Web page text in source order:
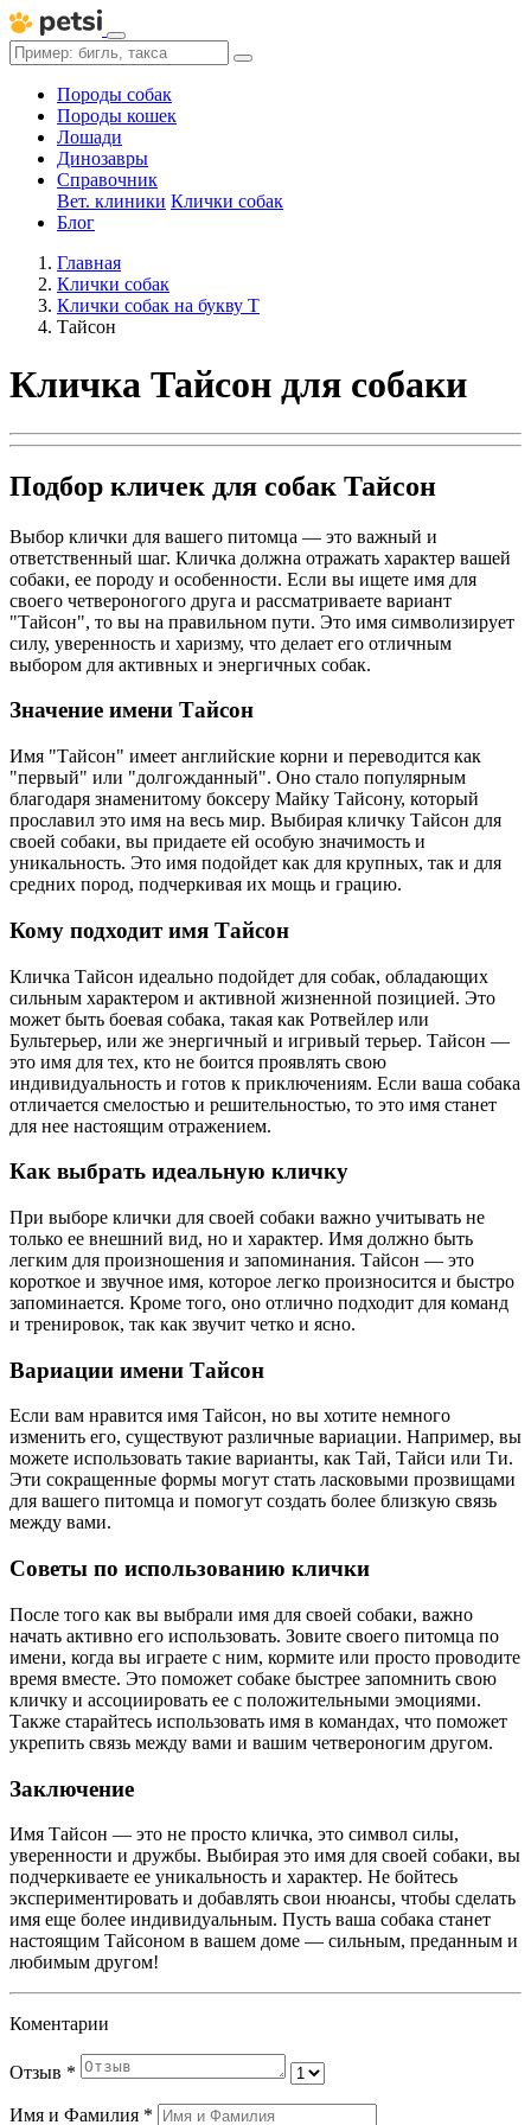
Породы собак
Породы кошек
Лошади
Динозавры
Справочник
Вет. клиники Клички собак
Блог
Главная
Клички собак
Клички собак на букву Т
Тайсон
Кличка Тайсон для собаки
Подбор кличек для собак Тайсон
Выбор клички для вашего питомца — это важный и
ответственный шаг. Кличка должна отражать характер вашей
собаки, ее породу и особенности. Если вы ищете имя для
своего четвероногого друга и рассматриваете вариант
"Тайсон", то вы на правильном пути. Это имя символизирует
силу, уверенность и харизму, что делает его отличным
выбором для активных и энергичных собак.
Значение имени Тайсон
Имя "Тайсон" имеет английские корни и переводится как
"первый" или "долгожданный". Оно стало популярным
благодаря знаменитому боксеру Майку Тайсону, который
прославил это имя на весь мир. Выбирая кличку Тайсон для
своей собаки, вы придаете ей особую значимость и
уникальность. Это имя подойдет как для крупных, так и для
средних пород, подчеркивая их мощь и грацию.
Кому подходит имя Тайсон
Кличка Тайсон идеально подойдет для собак, обладающих
сильным характером и активной жизненной позицией. Это
может быть боевая собака, такая как Ротвейлер или
Бультерьер, или же энергичный и игривый терьер. Тайсон —
это имя для тех, кто не боится проявлять свою
индивидуальность и готов к приключениям. Если ваша собака
отличается смелостью и решительностью, то это имя станет
для нее настоящим отражением.
Как выбрать идеальную кличку
При выборе клички для своей собаки важно учитывать не
только ее внешний вид, но и характер. Имя должно быть
легким для произношения и запоминания. Тайсон — это
короткое и звучное имя, которое легко произносится и быстро
запоминается. Кроме того, оно отлично подходит для команд
и тренировок, так как звучит четко и ясно.
Вариации имени Тайсон
Если вам нравится имя Тайсон, но вы хотите немного
изменить его, существуют различные вариации. Например, вы
можете использовать такие варианты, как Тай, Тайси или Ти.
Эти сокращенные формы могут стать ласковыми прозвищами
для вашего питомца и помогут создать более близкую связь
между вами.
Советы по использованию клички
После того как вы выбрали имя для своей собаки, важно
начать активно его использовать. Зовите своего питомца по
имени, когда вы играете с ним, кормите или просто проводите
время вместе. Это поможет собаке быстрее запомнить свою
кличку и ассоциировать ее с положительными эмоциями.
Также старайтесь использовать имя в командах, что поможет
укрепить связь между вами и вашим четвероногим другом.
Заключение
Имя Тайсон — это не просто кличка, это символ силы,
уверенности и дружбы. Выбирая это имя для своей собаки, вы
подчеркиваете ее уникальность и характер. Не бойтесь
экспериментировать и добавлять свои нюансы, чтобы сделать
имя еще более индивидуальным. Пусть ваша собака станет
настоящим Тайсоном в вашем доме — сильным, преданным и
любимым другом!
Коментарии
Отзыв *
Имя и Фамилия *